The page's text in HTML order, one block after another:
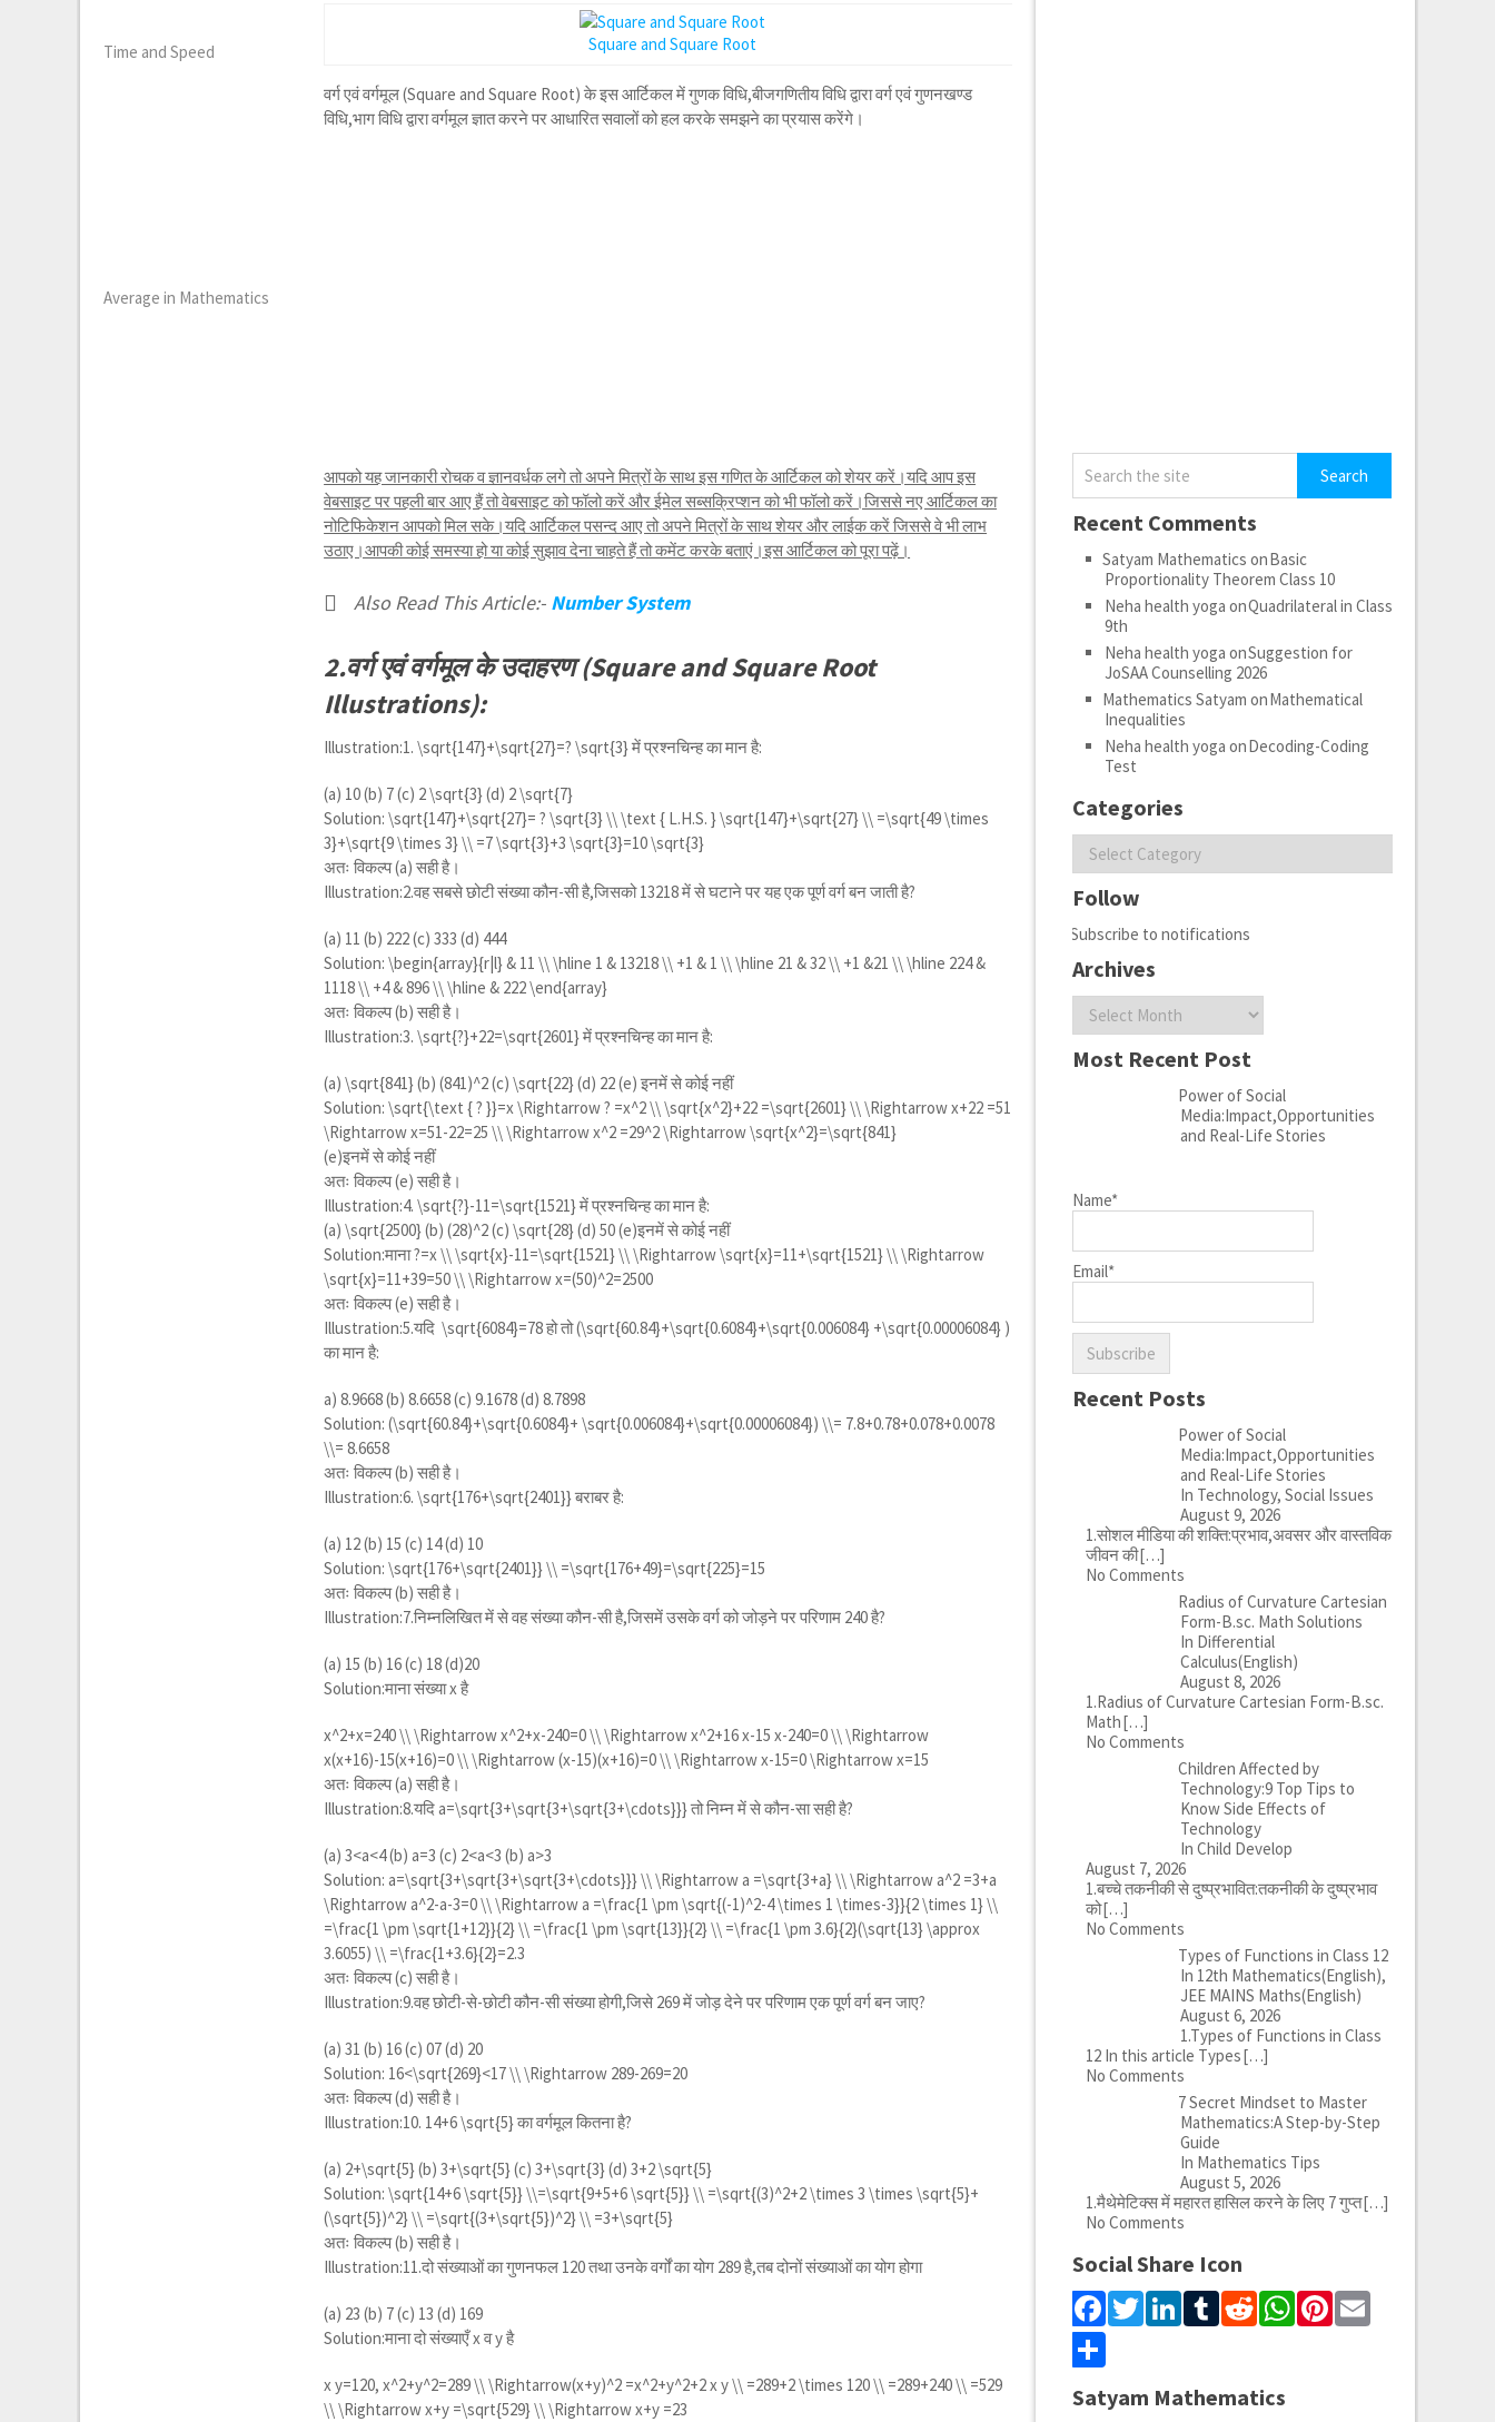
Square and Square Root
वर्ग एवं वर्गमूल (Square and Square Root) के इस आर्टिकल में गुणक विधि,बीजगणितीय विधि द्वारा वर्ग एवं गुणनखण्ड
विधि,भाग विधि द्वारा वर्गमूल ज्ञात करने पर आधारित सवालों को हल करके समझने का प्रयास करेंगे।
आपको यह जानकारी रोचक व ज्ञानवर्धक लगे तो अपने मित्रों के साथ इस गणित के आर्टिकल को शेयर करें।यदि आप इस
वेबसाइट पर पहली बार आए हैं तो वेबसाइट को फॉलो करें और ईमेल सब्सक्रिप्शन को भी फॉलो करें।जिससे नए आर्टिकल का
नोटिफिकेशन आपको मिल सके।यदि आर्टिकल पसन्द आए तो अपने मित्रों के साथ शेयर और लाईक करें जिससे वे भी लाभ
उठाए।आपकी कोई समस्या हो या कोई सुझाव देना चाहते हैं तो कमेंट करके बताएं।इस आर्टिकल को पूरा पढ़ें।
Also Read This Article:- Number System
2.वर्ग एवं वर्गमूल के उदाहरण (Square and Square Root
Illustrations):
Illustration:1.\sqrt{147}+\sqrt{27}=? \sqrt{3}में प्रश्नचिन्ह का मान है:
(a) 10 (b) 7 (c) 2 \sqrt{3}(d) 2 \sqrt{7}
Solution:\sqrt{147}+\sqrt{27}= ? \sqrt{3} \\ \text { L.H.S. } \sqrt{147}+\sqrt{27} \\ =\sqrt{49 \times
3}+\sqrt{9 \times 3} \\ =7 \sqrt{3}+3 \sqrt{3}=10 \sqrt{3}
अतः विकल्प (a) सही है।
Illustration:2.वह सबसे छोटी संख्या कौन-सी है,जिसको 13218 में से घटाने पर यह एक पूर्ण वर्ग बन जाती है?
(a) 11 (b) 222 (c) 333 (d) 444
Solution:\begin{array}{r|l} & 11 \\ \hline 1 & 13218 \\ +1 & 1 \\ \hline 21 & 32 \\ +1 &21 \\ \hline 224 &
1118 \\ +4 & 896 \\ \hline & 222 \end{array}
अतः विकल्प (b) सही है।
Illustration:3.\sqrt{?}+22=\sqrt{2601}में प्रश्नचिन्ह का मान है:
(a)\sqrt{841}(b)(841)^2(c)\sqrt{22}(d) 22 (e) इनमें से कोई नहीं
Solution:\sqrt{\text { ? }}=x \Rightarrow ? =x^2 \\ \sqrt{x^2}+22 =\sqrt{2601} \\ \Rightarrow x+22 =51
\Rightarrow x=51-22=25 \\ \Rightarrow x^2 =29^2 \Rightarrow \sqrt{x^2}=\sqrt{841}
(e)इनमें से कोई नहीं
अतः विकल्प (e) सही है।
Illustration:4.\sqrt{?}-11=\sqrt{1521}में प्रश्नचिन्ह का मान है:
(a)\sqrt{2500}(b)(28)^2(c)\sqrt{28}(d) 50 (e)इनमें से कोई नहीं
Solution:माना ?=x \\ \sqrt{x}-11=\sqrt{1521} \\ \Rightarrow \sqrt{x}=11+\sqrt{1521} \\ \Rightarrow
\sqrt{x}=11+39=50 \\ \Rightarrow x=(50)^2=2500
अतः विकल्प (e) सही है।
Illustration:5.यदि\sqrt{6084}=78हो तो(\sqrt{60.84}+\sqrt{0.6084}+\sqrt{0.006084} +\sqrt{0.00006084} )
का मान है:
a) 8.9668 (b) 8.6658 (c) 9.1678 (d) 8.7898
Solution:(\sqrt{60.84}+\sqrt{0.6084}+ \sqrt{0.006084}+\sqrt{0.00006084}) \\= 7.8+0.78+0.078+0.0078
\\= 8.6658
अतः विकल्प (b) सही है।
Illustration:6.\sqrt{176+\sqrt{2401}}बराबर है:
(a) 12 (b) 15 (c) 14 (d) 10
Solution:\sqrt{176+\sqrt{2401}} \\ =\sqrt{176+49}=\sqrt{225}=15
अतः विकल्प (b) सही है।
Illustration:7.निम्नलिखित में से वह संख्या कौन-सी है,जिसमें उसके वर्ग को जोड़ने पर परिणाम 240 है?
(a) 15 (b) 16 (c) 18 (d)20
Solution:माना संख्या x है
x^2+x=240 \\ \Rightarrow x^2+x-240=0 \\ \Rightarrow x^2+16 x-15 x-240=0 \\ \Rightarrow
x(x+16)-15(x+16)=0 \\ \Rightarrow (x-15)(x+16)=0 \\ \Rightarrow x-15=0 \Rightarrow x=15
अतः विकल्प (a) सही है।
Illustration:8.यदिa=\sqrt{3+\sqrt{3+\sqrt{3+\cdots}}}तो निम्न में से कौन-सा सही है?
(a) 3<a<4 (b) a=3 (c) 2<a<3 (b) a>3
Solution:a=\sqrt{3+\sqrt{3+\sqrt{3+\cdots}}} \\ \Rightarrow a =\sqrt{3+a} \\ \Rightarrow a^2 =3+a
\Rightarrow a^2-a-3=0 \\ \Rightarrow a =\frac{1 \pm \sqrt{(-1)^2-4 \times 1 \times-3}}{2 \times 1} \\
=\frac{1 \pm \sqrt{1+12}}{2} \\ =\frac{1 \pm \sqrt{13}}{2} \\ =\frac{1 \pm 3.6}{2}(\sqrt{13} \approx
3.6055) \\ =\frac{1+3.6}{2}=2.3
अतः विकल्प (c) सही है।
Illustration:9.वह छोटी-से-छोटी कौन-सी संख्या होगी,जिसे 269 में जोड़ देने पर परिणाम एक पूर्ण वर्ग बन जाए?
(a) 31 (b) 16 (c) 07 (d) 20
Solution: 16<\sqrt{269}<17 \\ \Rightarrow 289-269=20
अतः विकल्प (d) सही है।
Illustration:10. 14+6 \sqrt{5}का वर्गमूल कितना है?
(a) 2+\sqrt{5}(b)3+\sqrt{5}(c)3+\sqrt{3}(d)3+2 \sqrt{5}
Solution:\sqrt{14+6 \sqrt{5}} \\=\sqrt{9+5+6 \sqrt{5}} \\ =\sqrt{(3)^2+2 \times 3 \times \sqrt{5}+
(\sqrt{5})^2} \\ =\sqrt{(3+\sqrt{5})^2} \\ =3+\sqrt{5}
अतः विकल्प (b) सही है।
Illustration:11.दो संख्याओं का गुणनफल 120 तथा उनके वर्गों का योग 289 है,तब दोनों संख्याओं का योग होगा
(a) 23 (b) 7 (c) 13 (d) 169
Solution:माना दो संख्याएँ x व y है
x y=120, x^2+y^2=289 \\ \Rightarrow(x+y)^2 =x^2+y^2+2 x y \\ =289+2 \times 120 \\ =289+240 \\ =529
\\ \Rightarrow x+y =\sqrt{529} \\ \Rightarrow x+y =23
Time and Speed
Average in Mathematics
Recent Comments
Satyam Mathematics onBasic
Proportionality Theorem Class 10
Neha health yoga onQuadrilateral in Class
9th
Neha health yoga onSuggestion for
JoSAA Counselling 2026
Mathematics Satyam onMathematical
Inequalities
Neha health yoga onDecoding-Coding
Test
Categories
Categories
Follow
Subscribe to notifications
Archives
Archives
Most Recent Post
Power of Social
Media:Impact,Opportunities
and Real-Life Stories
Name*
Email*
Recent Posts
Power of Social
Media:Impact,Opportunities
and Real-Life Stories
In Technology, Social Issues
August 9, 2026
1.सोशल मीडिया की शक्ति:प्रभाव,अवसर और वास्तविक
जीवन की[…]
No Comments
Radius of Curvature Cartesian
Form-B.sc. Math Solutions
In Differential
Calculus(English)
August 8, 2026
1.Radius of Curvature Cartesian Form-B.sc.
Math[…]
No Comments
Children Affected by
Technology:9 Top Tips to
Know Side Effects of
Technology
In Child Develop
August 7, 2026
1.बच्चे तकनीकी से दुष्प्रभावित:तकनीकी के दुष्प्रभाव
को[…]
No Comments
Types of Functions in Class 12
In 12th Mathematics(English),
JEE MAINS Maths(English)
August 6, 2026
1.Types of Functions in Class
12 In this article Types[…]
No Comments
7 Secret Mindset to Master
Mathematics:A Step-by-Step
Guide
In Mathematics Tips
August 5, 2026
1.मैथेमेटिक्स में महारत हासिल करने के लिए 7 गुप्त[…]
No Comments
Social Share Icon
Facebook
Twitter
LinkedIn
Tumblr
Reddit
WhatsApp
Pinterest
Email
Share
Satyam Mathematics